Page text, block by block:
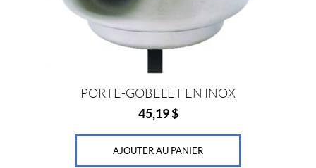
PORTE-GOBELET EN INOX
45,19$
AJOUTER AU PANIER